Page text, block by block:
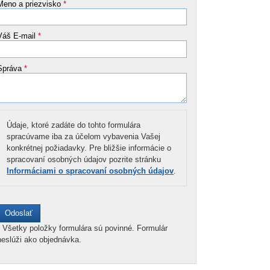
a priezvisko*
E-mail*
*
Údaje, ktoré zadáte do tohto formulára
spracúvame iba za účelom vybavenia Vašej
konkrétnej požiadavky. Pre bližšie informácie o
spracovaní osobných údajov pozrite stránku
Informáciami o spracovaní osobných údajov
Všetky položky formulára sú povinné. Formulár
ako objednávka.